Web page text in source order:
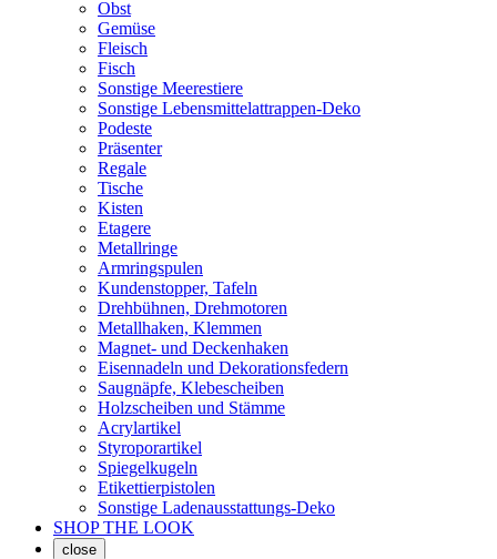
Obst
Gemüse
Fleisch
Fisch
Sonstige Meerestiere
Sonstige Lebensmittelattrappen-Deko
Podeste
Präsenter
Regale
Tische
Kisten
Etagere
Metallringe
Armringspulen
Kundenstopper, Tafeln
Drehbühnen, Drehmotoren
Metallhaken, Klemmen
Magnet- und Deckenhaken
Eisennadeln und Dekorationsfedern
Saugnäpfe, Klebescheiben
Holzscheiben und Stämme
Acrylartikel
Styroporartikel
Spiegelkugeln
Etikettierpistolen
Sonstige Ladenausstattungs-Deko
SHOP THE LOOK
close